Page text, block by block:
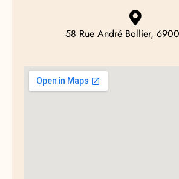
58 Rue André Bollier,